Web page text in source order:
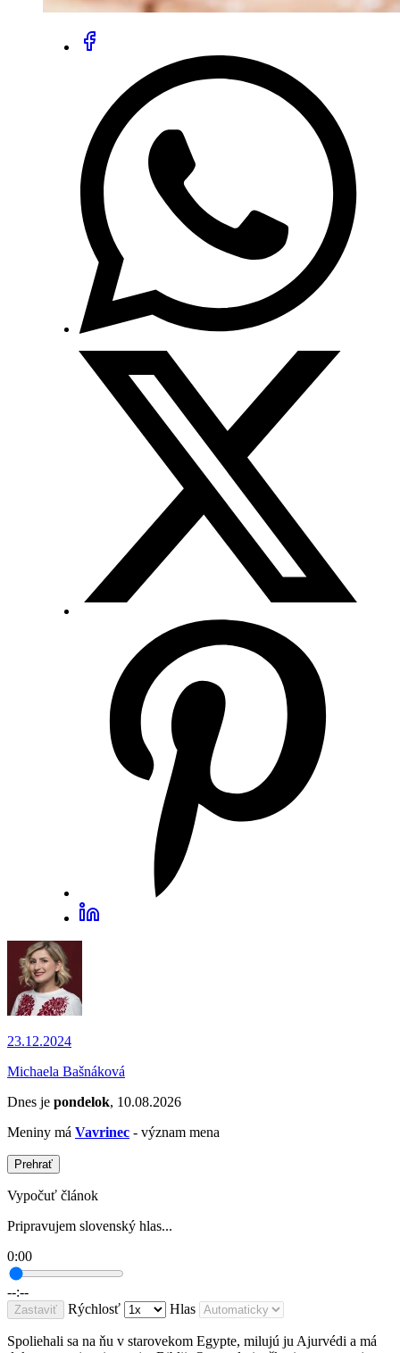
23.12.2024
Michaela Bašnáková
Dnes je pondelok, 10.08.2026
Meniny má Vavrinec - význam mena
Prehrať
Vypočuť článok
Pripravujem slovenský hlas...
0:00
--:--
Zastaviť Rýchlosť Hlas
Spoliehali sa na ňu v starovekom Egypte, milujú ju Ajurvédi a má